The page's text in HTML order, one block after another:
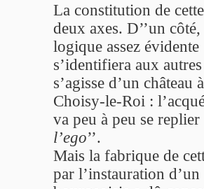
La constitution de
deux axes. D’’un
logique assez
s’identifiera aux
s’agisse d’un
Choisy-le-Roi :
va peu à peu se replier
l’ego’’.
Mais la fabrique de
par l’instauration